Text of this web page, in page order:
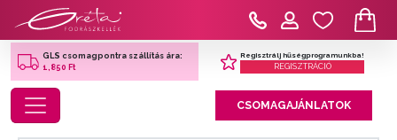
GLS csomagpontra szállítás ára:
1,850 Ft
Regisztrálj hűségprogramunkba!
REGISZTRÁCIÓ
Toggle navigation CSOMAGAJÁNLATOK